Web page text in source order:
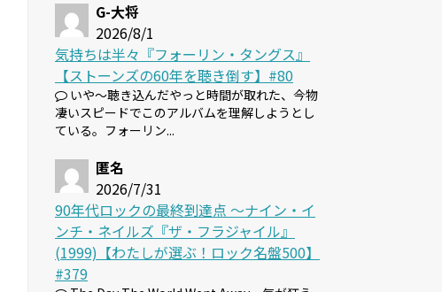
G-大将
2026/8/1
気持ちは半々『フォーリン・タングス』
【ストーンズの60年を聴き倒す】#80
いや～聴き込んだやっと時間が取れた、今物
凄いスピードでこのアルバムを理解しようとし
ている。フォーリン...
匿名
2026/7/31
90年代ロックの最終到達点 〜ナイン・イ
ンチ・ネイルズ『ザ・フラジャイル』
(1999)【わたしが選ぶ！ロック名盤500】
#379